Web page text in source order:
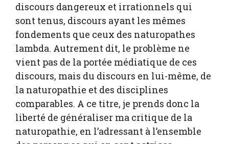
discours dangereux et irrationnels qui
sont tenus, discours ayant les mêmes
fondements que ceux des naturopathes
lambda. Autrement dit, le problème ne
vient pas de la portée médiatique de ces
discours, mais du discours en lui-même, de
la naturopathie et des disciplines
comparables. A ce titre, je prends donc la
liberté de généraliser ma critique de la
naturopathie, en l’adressant à l’ensemble